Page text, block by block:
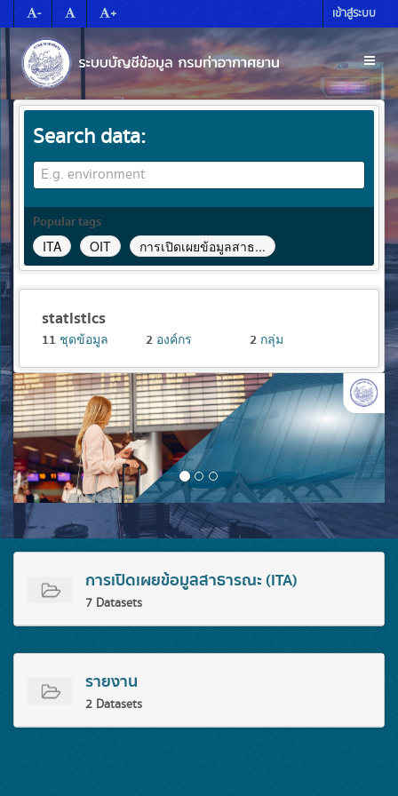
to
content
- + เข้าสู่ระบบ
Search data
Popular tags
ITA OIT การเปิดเผยข้อมูลสาธ...
statistics
11 ชุดข้อมูล 2 องค์กร 2 กลุ่ม
การเปิดเผยข้อมูลสาธารณะ (ITA)
7 Datasets
รายงาน
2 Datasets